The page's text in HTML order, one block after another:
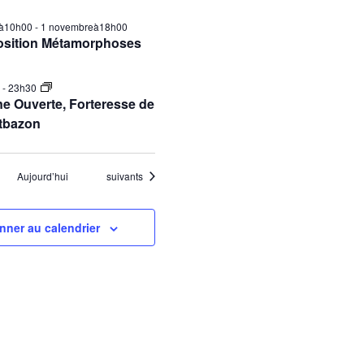
Métamorphoses
- 1 novembreà18h00
Ouverte, Forteresse de
-23h30
Aujourd’hui Évènements
suivants
au calendrier